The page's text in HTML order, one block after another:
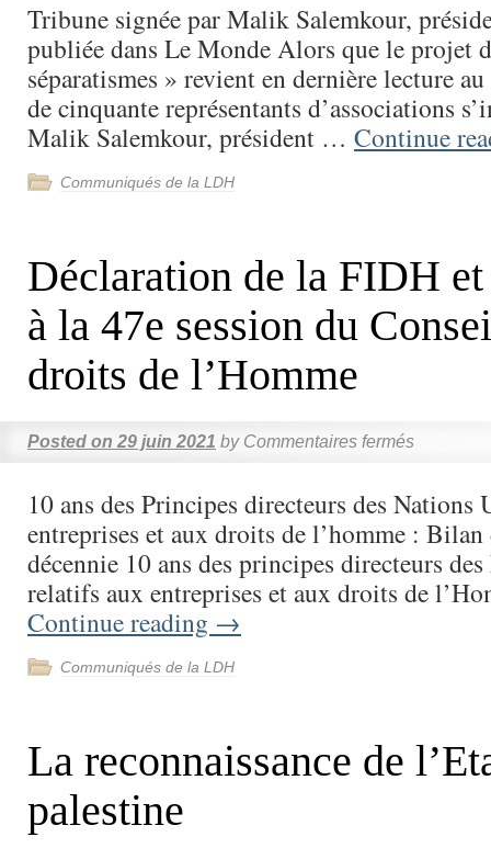
Tribune signée par Malik Salemkour,
publiée dans Le Monde Alors que le projet
séparatismes » revient en dernière lecture
de cinquante représentants d’associations
Malik Salemkour, président … Continue
Communiqués de la LDH
Déclaration de la FIDH et
à la 47e session du
droits de l’Homme
Posted on 29 juin 2021 by Commentaires fermés
10 ans des Principes directeurs des Nations
entreprises et aux droits de l’homme :
décennie 10 ans des principes directeurs
relatifs aux entreprises et aux droits de
Continue reading →
Communiqués de la LDH
La reconnaissance de
palestine